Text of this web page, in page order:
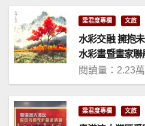
梁君度專欄 文旅
水彩交融 擁抱
水彩畫暨畫家聯
閱讀量：2.23
梁君度專欄 文旅